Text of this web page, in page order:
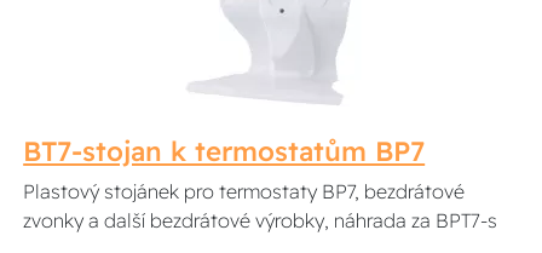
BT7-stojan k termostatům BP7
Plastový stojánek pro termostaty BP7, bezdrátové
zvonky a další bezdrátové výrobky, náhrada za BPT7-s